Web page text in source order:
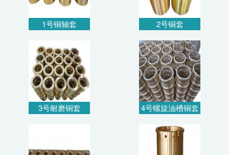
1号铜轴套 2号铜套
3号耐磨铜套 4号螺旋油槽铜套